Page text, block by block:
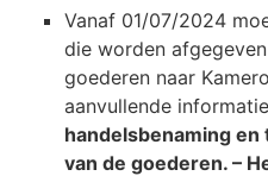
Vanaf 01/07/2024
die worden
goederen naar
aanvullende
handelsbenaming
van de goederen. –